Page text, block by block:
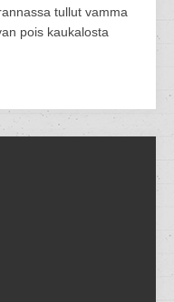
tullut vamma
pois kaukalosta